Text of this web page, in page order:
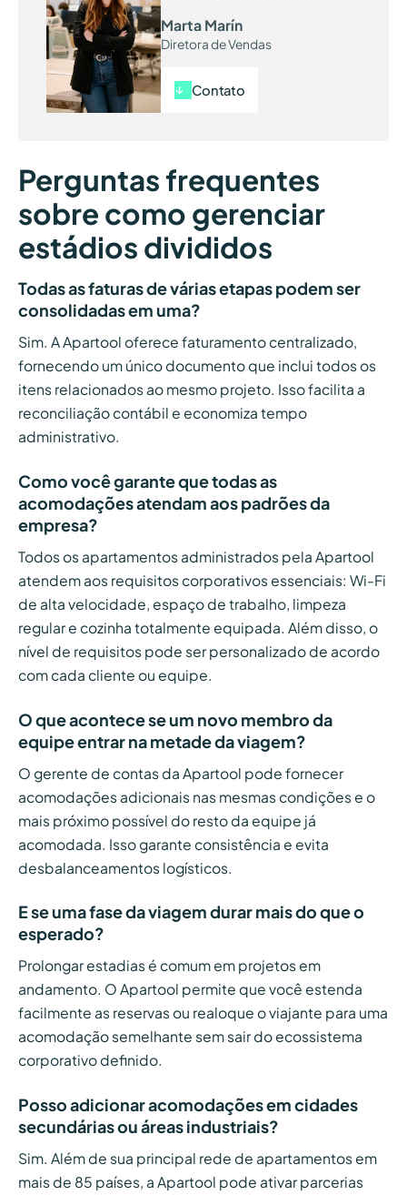
Marta Marín
Diretora de Vendas
Contato
Perguntas frequentes
sobre como gerenciar
estádios divididos
Todas as faturas de várias etapas podem ser
consolidadas em uma?
Sim. A Apartool oferece faturamento centralizado,
fornecendo um único documento que inclui todos os
itens relacionados ao mesmo projeto. Isso facilita a
reconciliação contábil e economiza tempo
administrativo.
Como você garante que todas as
acomodações atendam aos padrões da
empresa?
Todos os apartamentos administrados pela Apartool
atendem aos requisitos corporativos essenciais: Wi-Fi
de alta velocidade, espaço de trabalho, limpeza
regular e cozinha totalmente equipada. Além disso, o
nível de requisitos pode ser personalizado de acordo
com cada cliente ou equipe.
O que acontece se um novo membro da
equipe entrar na metade da viagem?
O gerente de contas da Apartool pode fornecer
acomodações adicionais nas mesmas condições e o
mais próximo possível do resto da equipe já
acomodada. Isso garante consistência e evita
desbalanceamentos logísticos.
E se uma fase da viagem durar mais do que o
esperado?
Prolongar estadias é comum em projetos em
andamento. O Apartool permite que você estenda
facilmente as reservas ou realoque o viajante para uma
acomodação semelhante sem sair do ecossistema
corporativo definido.
Posso adicionar acomodações em cidades
secundárias ou áreas industriais?
Sim. Além de sua principal rede de apartamentos em
mais de 85 países, a Apartool pode ativar parcerias